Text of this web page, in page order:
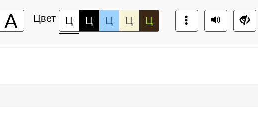
А Цвет Ц Ц Ц Ц Ц